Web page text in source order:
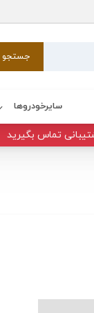
جستجو
سایرخودروها
تماس بگیرید